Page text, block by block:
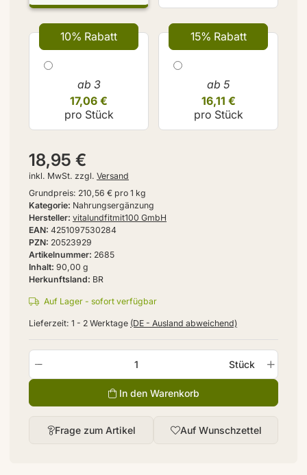
Inhalt 90,00 g
Hersteller vitalundfitmit100 GmbH
Artikelnummer 2685
PZN 20523929
EAN 4251097530284
Herkunftsland BR
Kategorie Nahrungsergänzung
18,95 €
inkl. MwSt. zzgl. Versand
Grundpreis: 210,56 € pro 1 kg
Frage zum Artikel Auf Wunschzettel
Stück
In den Warenkorb
Auf Lager - sofort verfügbar
Lieferzeit: 1 - 2 Werktage (DE - Ausland abweichend)
10% Rabatt
ab 3
17,06 €
pro Stück
15% Rabatt
ab 5
16,11 €
pro Stück